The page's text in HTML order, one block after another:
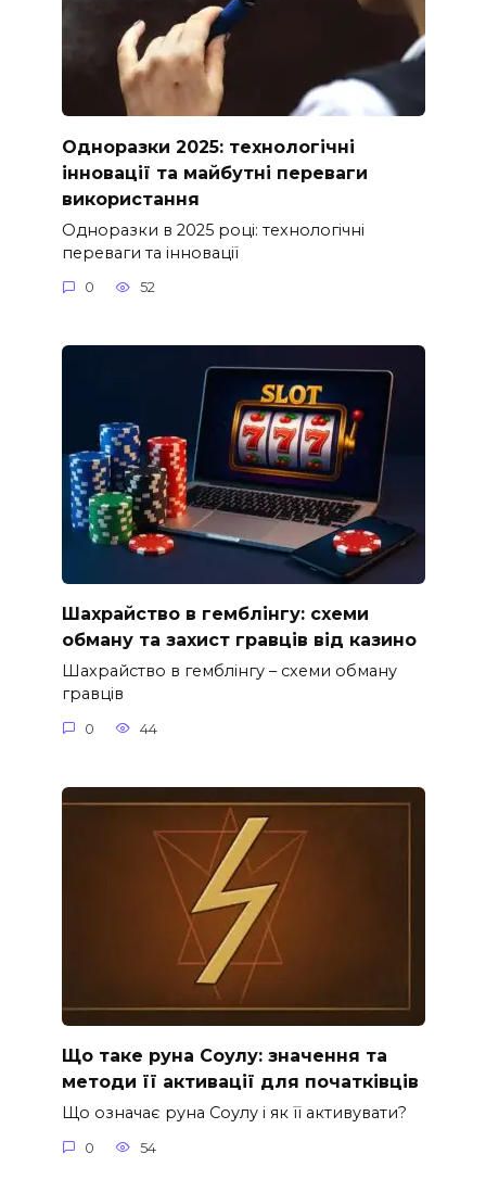
Одноразки 2025: технологічні
інновації та майбутні переваги
використання
Одноразки в 2025 році: технологічні
переваги та інновації
0 52
Шахрайство в гемблінгу: схеми
обману та захист гравців від казино
Шахрайство в гемблінгу – схеми обману
гравців
0 44
Що таке руна Соулу: значення та
методи її активації для початківців
Що означає руна Соулу і як її активувати?
0 54